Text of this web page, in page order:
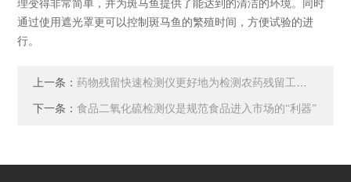
理变得非常简单，并为斑马鱼提供了能达到的清洁的环境。同时
通过使用遮光罩更可以控制斑马鱼的繁殖时间，方便试验的进
行。
上一条：药物残留快速检测仪更好地为检测农药残留工作服务
下一条：食品二氧化硫检测仪是规范食品进入市场的“利器”